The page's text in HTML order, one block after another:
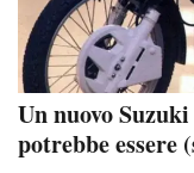
Un nuovo
potrebbe essere